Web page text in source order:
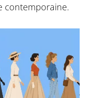
contemporaine.